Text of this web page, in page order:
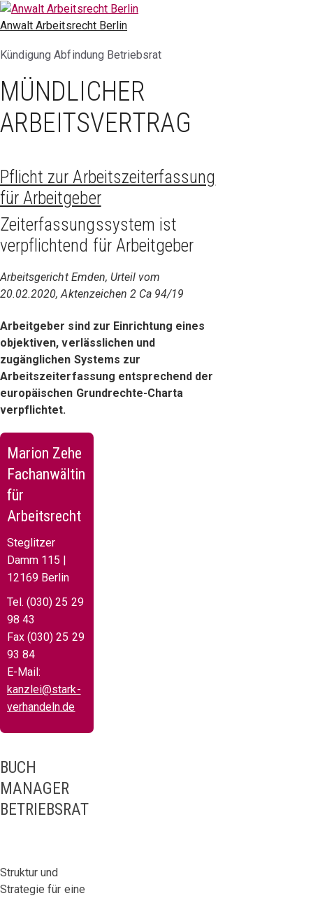
Zum
Inhalt
Anwalt Arbeitsrecht Berlin
Kündigung Abfindung Betriebsrat
MÜNDLICHER
ARBEITSVERTRAG
Pflicht zur Arbeitszeiterfassung
für Arbeitgeber
Zeiterfassungssystem ist
verpflichtend für Arbeitgeber
Arbeitsgericht Emden, Urteil vom
20.02.2020, Aktenzeichen 2 Ca 94/19
Arbeitgeber sind zur Einrichtung eines
objektiven, verlässlichen und
zugänglichen Systems zur
Arbeitszeiterfassung entsprechend der
europäischen Grundrechte-Charta
verpflichtet.
Marion Zehe
Fachanwältin
für
Arbeitsrecht
Steglitzer
Damm 115 |
12169 Berlin
Tel. (030) 25 29
98 43
Fax (030) 25 29
93 84
E-Mail:
kanzlei@stark-
verhandeln.de
BUCH
MANAGER
BETRIEBSRAT
Struktur und
Strategie für eine